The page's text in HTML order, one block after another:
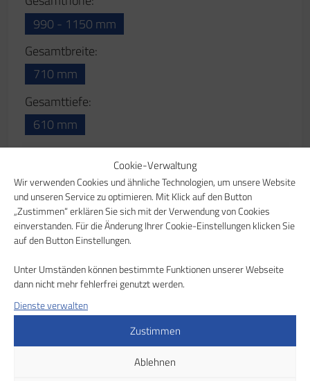
Cookie-Verwaltung
Wir verwenden Cookies und ähnliche Technologien, um unsere Website
und unseren Service zu optimieren. Mit Klick auf den Button
„Zustimmen“ erklären Sie sich mit der Verwendung von Cookies
einverstanden. Für die Änderung Ihrer Cookie-Einstellungen klicken Sie
auf den Button Einstellungen.
Unter Umständen können bestimmte Funktionen unserer Webseite
dann nicht mehr fehlerfrei genutzt werden.
Dienste verwalten
Zustimmen
Ablehnen
Datenblatt
Anfrage stellen
Zurück zur Übersicht
Wir beraten Sie gerne in
einem persönlichen
Gespräch